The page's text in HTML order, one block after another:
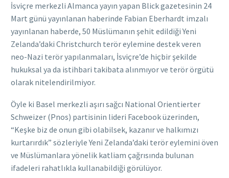
İsviçre merkezli Almanca yayın yapan Blick gazetesinin 24
Mart günü yayınlanan haberinde Fabian Eberhardt imzalı
yayınlanan haberde, 50 Müslümanın şehit edildiği Yeni
Zelanda’daki Christchurch terör eylemine destek veren
neo-Nazi terör yapılanmaları, İsviçre’de hiçbir şekilde
hukuksal ya da istihbari takibata alınmıyor ve terör örgütü
olarak nitelendirilmiyor.
Öyle ki Basel merkezli aşırı sağcı National Orientierter
Schweizer (Pnos) partisinin lideri Facebook üzerinden,
“Keşke biz de onun gibi olabilsek, kazanır ve halkımızı
kurtarırdık” sözleriyle Yeni Zelanda’daki terör eylemini öven
ve Müslümanlara yönelik katliam çağrısında bulunan
ifadeleri rahatlıkla kullanabildiği görülüyor.